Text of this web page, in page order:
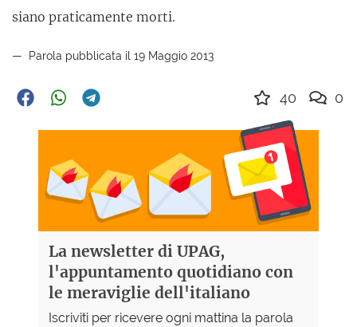
siano praticamente morti.
Parola pubblicata il 19 Maggio 2013
40 0
La newsletter di UPAG,
l'appuntamento quotidiano con
le meraviglie dell'italiano
Iscriviti per ricevere ogni mattina la parola